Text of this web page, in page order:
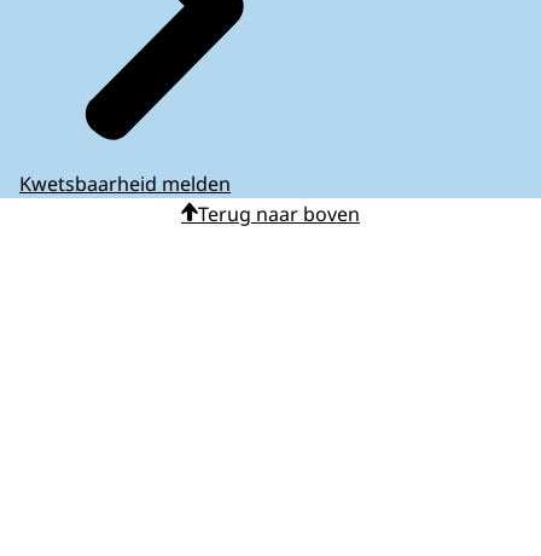
Kwetsbaarheid melden
Terug naar boven